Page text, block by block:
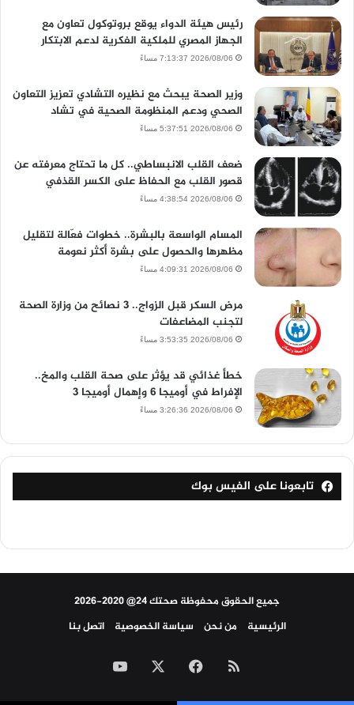
رئيس هيئة الدواء يوقع بروتوكول تعاون مع
الجهاز المصري للملكية الفكرية لدعم الابتكار
2026/08/06 7:13:37 مساءً
وزير الصحة يبحث مع نظيره التشادي تعزيز التعاون
الصحي ودعم المنظومة الصحية في تشاد
2026/08/06 5:37:51 مساءً
ضعف القلب الانبساطي.. كل ما تحتاج معرفته عن
قصور القلب مع الحفاظ على الكسر القذفي
2026/08/06 4:38:54 مساءً
المسام الواسعة بالبشرة.. خطوات فعّالة لتقليل
مظهرها والحصول على بشرة أكثر نعومة
2026/08/06 4:09:31 مساءً
مرض السكر قبل الزواج.. 3 نصائح من وزارة الصحة
لتجنب المضاعفات
2026/08/06 3:53:35 مساءً
خطأ غذائي قد يؤثر على صحة القلب والمخ..
الإفراط في أوميجا 6 وإهمال أوميجا 3
2026/08/06 3:26:36 مساءً
تابعونا على الفيس بوك
جميع الحقوق محفوظة صحتك 24@ 2020-2026
الرئيسية
من نحن سياسة الخصوصية اتصل بنا
ملخصفيسبوك ‫YouTube